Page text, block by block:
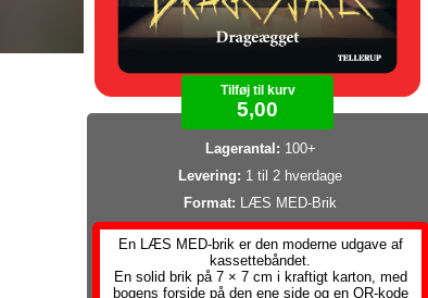
Tilføj til kurv
5,00
Lagerantal: 100+
Levering: 1 til 2 hverdage
Format: LÆS MED-Brik
En LÆS MED-brik er den moderne udgave af
kassettebåndet.
En solid brik på 7 × 7 cm i kraftigt karton, med
bogens forside på den ene side og en QR-kode